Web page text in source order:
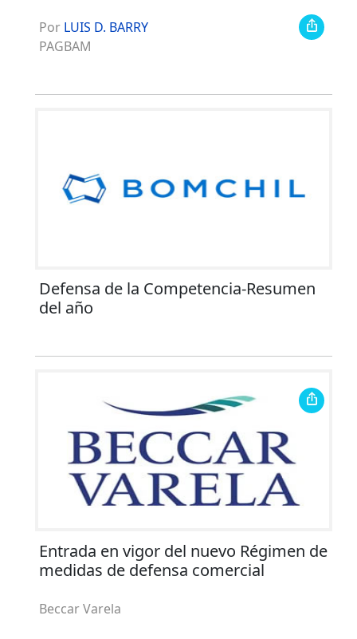
Por LUIS D. BARRY
PAGBAM
Defensa de la Competencia-Resumen
del año
Entrada en vigor del nuevo Régimen de
medidas de defensa comercial
Beccar Varela